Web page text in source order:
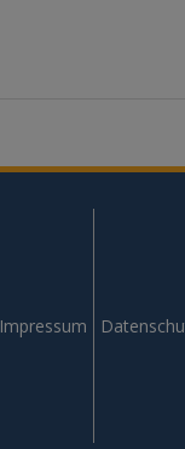
Impressum